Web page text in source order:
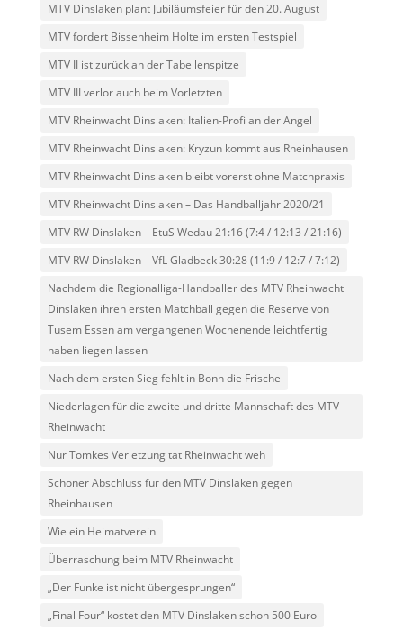
MTV Dinslaken plant Jubiläumsfeier für den 20. August
MTV fordert Bissenheim Holte im ersten Testspiel
MTV II ist zurück an der Tabellenspitze
MTV III verlor auch beim Vorletzten
MTV Rheinwacht Dinslaken: Italien-Profi an der Angel
MTV Rheinwacht Dinslaken: Kryzun kommt aus Rheinhausen
MTV Rheinwacht Dinslaken bleibt vorerst ohne Matchpraxis
MTV Rheinwacht Dinslaken – Das Handballjahr 2020/21
MTV RW Dinslaken – EtuS Wedau 21:16 (7:4 / 12:13 / 21:16)
MTV RW Dinslaken – VfL Gladbeck 30:28 (11:9 / 12:7 / 7:12)
Nachdem die Regionalliga-Handballer des MTV Rheinwacht
Dinslaken ihren ersten Matchball gegen die Reserve von
Tusem Essen am vergangenen Wochenende leichtfertig
haben liegen lassen
Nach dem ersten Sieg fehlt in Bonn die Frische
Niederlagen für die zweite und dritte Mannschaft des MTV
Rheinwacht
Nur Tomkes Verletzung tat Rheinwacht weh
Schöner Abschluss für den MTV Dinslaken gegen
Rheinhausen
Wie ein Heimatverein
Überraschung beim MTV Rheinwacht
„Der Funke ist nicht übergesprungen“
„Final Four“ kostet den MTV Dinslaken schon 500 Euro